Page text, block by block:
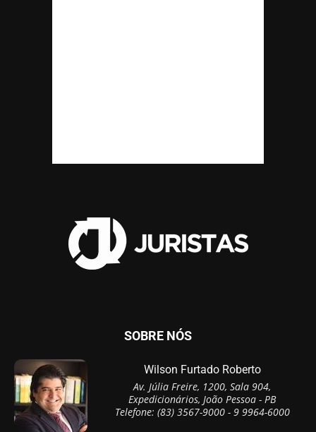
SOBRE NÓS
Wilson Furtado Roberto
Av. Júlia Freire, 1200, Sala 904,
Expedicionários, João Pessoa - PB
Telefone: (83) 3567-9000 - 9 9964-6000